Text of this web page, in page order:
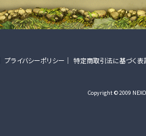
プライバシーポリシー 特定商取引法に基づく表
Copyright © 2009